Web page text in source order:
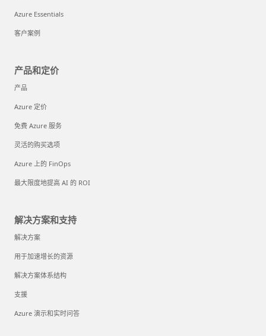
Azure Essentials
客户案例
产品和定价
产品
Azure 定价
免费 Azure 服务
灵活的购买选项
Azure 上的 FinOps
最大限度地提高 AI 的 ROI
解决方案和支持
解决方案
用于加速增长的资源
解决方案体系结构
支援
Azure 演示和实时问答